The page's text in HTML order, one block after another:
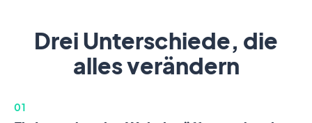
Drei Unterschiede, die
alles verändern
01